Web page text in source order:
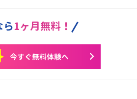
ら1ヶ月無料！
今すぐ無料体験へ